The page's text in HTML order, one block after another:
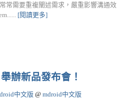
常需要重複闡述需求，嚴重影響溝通效
[閱讀更多]
辦新品發布會！
中文版 @ mdroid中文版